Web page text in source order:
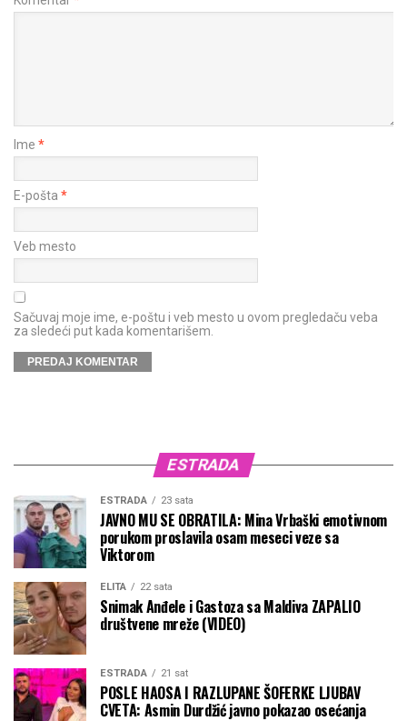
Ime *
E-pošta *
Veb mesto
Sačuvaj moje ime, e-poštu i veb mesto u ovom pregledaču veba
za sledeći put kada komentarišem.
ESTRADA
ESTRADA 23 sata
JAVNO MU SE OBRATILA: Mina Vrbaški emotivnom
porukom proslavila osam meseci veze sa
Viktorom
ELITA 22 sata
Snimak Anđele i Gastoza sa Maldiva ZAPALIO
društvene mreže (VIDEO)
ESTRADA 21 sat
POSLE HAOSA I RAZLUPANE ŠOFERKE LJUBAV
CVETA: Asmin Durdžić javno pokazao osećanja